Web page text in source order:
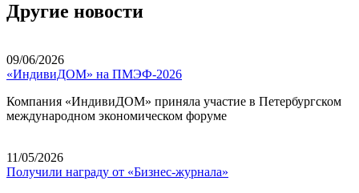
Другие новости
09/06/2026
«ИндивиДОМ» на ПМЭФ-2026
Компания «ИндивиДОМ» приняла участие в Петербургском
международном экономическом форуме
11/05/2026
Получили награду от «Бизнес-журнала»